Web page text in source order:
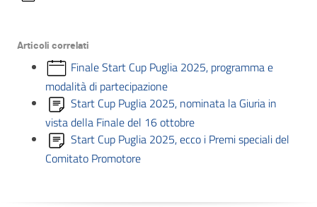
Articoli correlati
Finale Start Cup Puglia 2025, programma e
modalità di partecipazione
Start Cup Puglia 2025, nominata la Giuria in
vista della Finale del 16 ottobre
Start Cup Puglia 2025, ecco i Premi speciali del
Comitato Promotore